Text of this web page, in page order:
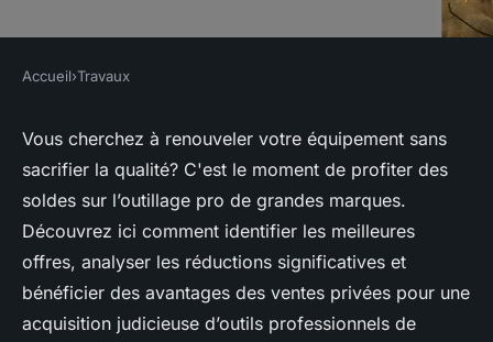
Soldes outillage pro de
grandes marques
Aurélie•10 mai 2024•2 min de lecture
Accueil›Travaux
Vous cherchez à renouveler votre équipement sans
sacrifier la qualité? C'est le moment de profiter des
soldes sur l’outillage pro de grandes marques.
Découvrez ici comment identifier les meilleures
offres, analyser les réductions significatives et
bénéficier des avantages des ventes privées pour une
acquisition judicieuse d’outils professionnels de